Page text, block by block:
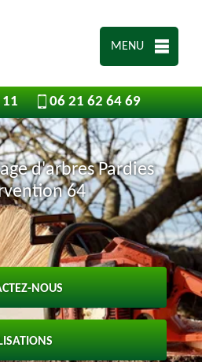
MENU
06 21 62 64 69
d'arbres Pardies
64
NOUS